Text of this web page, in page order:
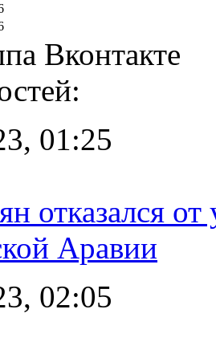
Вконтакте
01:25
отказался от
Аравии
02:05